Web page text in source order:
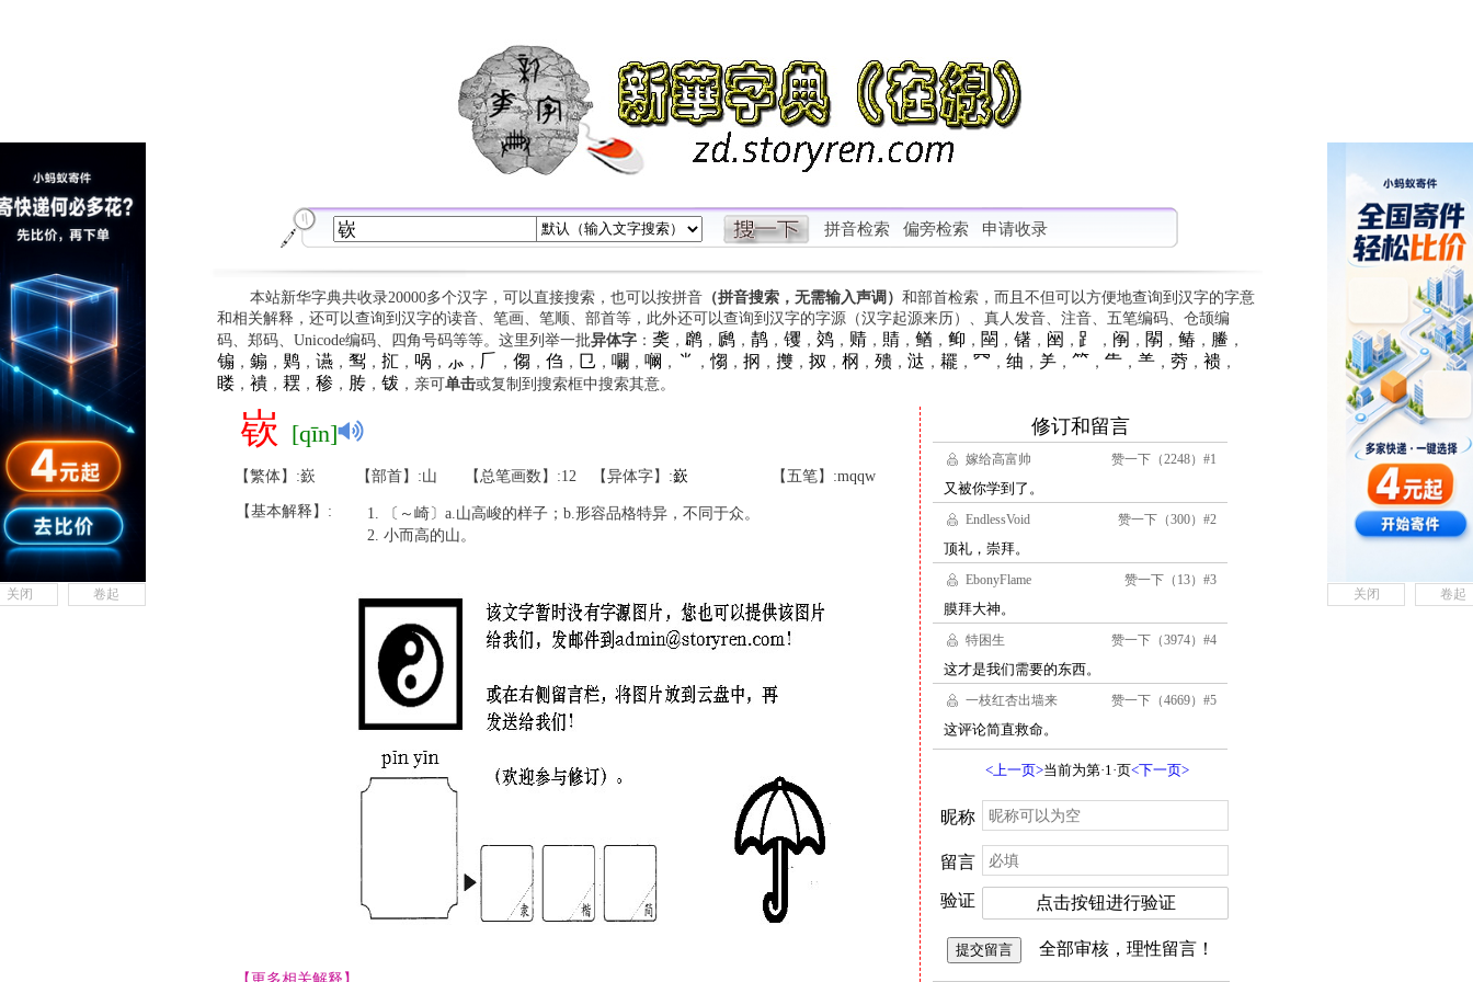
拼音检索 偏旁检索 申请收录
本站新华字典共收录20000多个汉字，可以直接搜索，也可以按拼音（拼音搜索，无需输入声调） 和部首检索，而且不但可以方便地查询到汉字的字意
和相关解释，还可以查询到汉字的读音、笔画、笔顺、部首等，此外还可以查询到汉字的字源（汉字起源来历）、真人发音、注音、五笔编码、仓颉编
码、郑码、Unicode编码、四角号码等等。这里列举一批异体字： 䶮 ， 䴙， 䴘， 䴖， 䦆， 䴔， 䞍， 䝼， 䲡 ， 䲟 ， 䦟 ， 䦃， 䦷 ， ⻊ ， 䦶 ， 䦛 ， 䲠 ， 䲢 ，
䦂 ， 䥇 ， 䴗， 䜩， 䴕， 㧟 ， 㖞 ， ⺗ ， 𠂆 ， 㑳 ， 㑇 ， 㔾 ， 㘚 ， 㘎 ， ⺌ ， 㥮 ， 㧏 ， 㩳， 㧐 ， 㭎 ， 㱮， 㳠 ， 䎱 ， ⺳ ， 䌷 ， ⺶， ⺮ ， ⺧， ⺷， 䓖， 䙌，
䁖， 䙡， 䎬 ， 䅟， 䏝， 䥽，亲可单击或复制到搜索框中搜索其意。
嵚 [qīn]
【繁体】:嶔 【部首】:山 【总笔画数】:12 【异体字】:嶔 【五笔】:mqqw
【基本解释】:
〔～崎〕a.山高峻的样子；b.形容品格特异，不同于众。
小而高的山。
关闭 卷起 关闭 卷起